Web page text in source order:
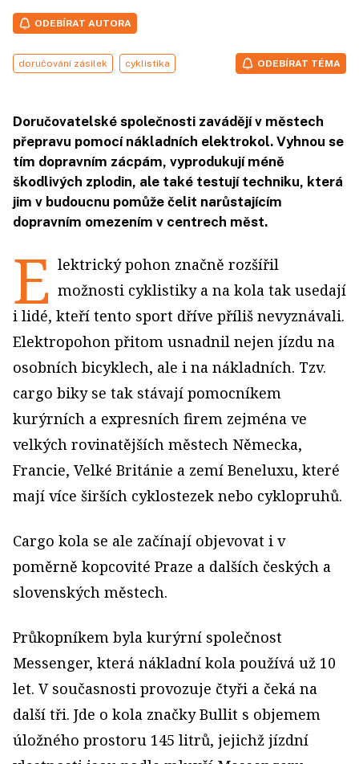
ODEBÍRAT AUTORA
doručování zásilek cyklistika ODEBÍRAT TÉMA
Doručovatelské společnosti zavádějí v městech
přepravu pomocí nákladních elektrokol. Vyhnou se
tím dopravním zácpám, vyprodukují méně
škodlivých zplodin, ale také testují techniku, která
jim v budoucnu pomůže čelit narůstajícím
dopravním omezením v centrech měst.
E lektrický pohon značně rozšířil
možnosti cyklistiky a na kola tak usedají
i lidé, kteří tento sport dříve příliš nevyznávali.
Elektropohon přitom usnadnil nejen jízdu na
osobních bicyklech, ale i na nákladních. Tzv.
cargo biky se tak stávají pomocníkem
kurýrních a expresních firem zejména ve
velkých rovinatějších městech Německa,
Francie, Velké Británie a zemí Beneluxu, které
mají více širších cyklostezek nebo cyklopruhů.
Cargo kola se ale začínají objevovat i v
poměrně kopcovité Praze a dalších českých a
slovenských městech.
Průkopníkem byla kurýrní společnost
Messenger, která nákladní kola používá už 10
let. V současnosti provozuje čtyři a čeká na
další tři. Jde o kola značky Bullit s objemem
úložného prostoru 145 litrů, jejichž jízdní